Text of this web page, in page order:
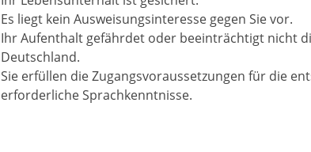
Es liegt kein Ausweisungsinteresse gegen Sie vor.
Ihr Aufenthalt gefährdet oder beeinträchtigt nicht
Deutschland.
Sie erfüllen die Zugangsvoraussetzungen für die
erforderliche Sprachkenntnisse.